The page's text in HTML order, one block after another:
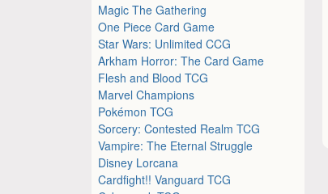
Magic The Gathering
One Piece Card Game
Star Wars: Unlimited CCG
Arkham Horror: The Card Game
Flesh and Blood TCG
Marvel Champions
Pokémon TCG
Sorcery: Contested Realm TCG
Vampire: The Eternal Struggle
Disney Lorcana
Cardfight!! Vanguard TCG